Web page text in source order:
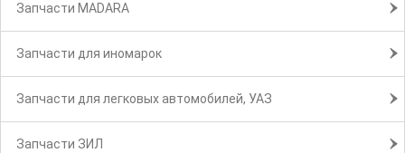
Запчасти MADARA
Запчасти для иномарок
Запчасти для легковых автомобилей, УАЗ
Запчасти ЗИЛ